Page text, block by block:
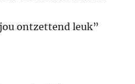
ontzettend leuk”